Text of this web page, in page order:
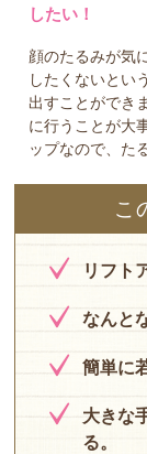
したい！
顔のたるみが気
したくないとい
出すことができ
に行うことが大
ップなので、た
こ
リフト
なんと
簡単に
大きな
る。